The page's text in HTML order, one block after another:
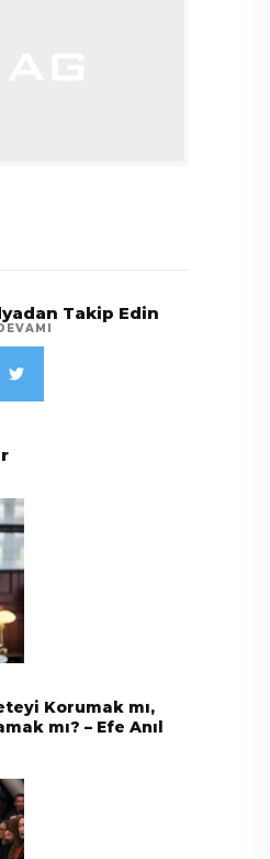
DEVAMI
Takip Edin
Korumak mı,
mı? – Efe Anıl